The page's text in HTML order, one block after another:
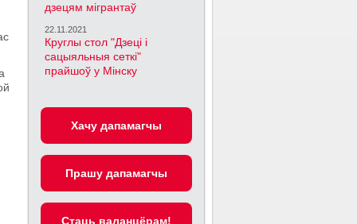
дзецям мігрантаў
22.11.2021
Круглы стол "Дзеці і
сацыяльныя сеткі"
прайшоў у Мінску
Хачу дапамагчы
Прашу дапамагчы
Cтаць валанцёрам!